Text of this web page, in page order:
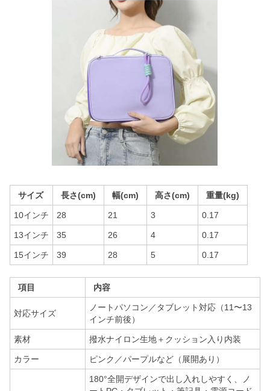
サイズ 長さ(cm) 幅(cm) 高さ(cm) 重量(kg)
10インチ 28 21 3 0.17
13インチ 35 26 4 0.17
15インチ 39 28 5 0.17
項目 内容
対応サイズ
ノートパソコン／タブレット対応（11〜13
インチ前後）
素材 撥水ナイロン生地＋クッション入り内装
カラー ピンク／パープルなど（展開あり）
180°全開デザインで出し入れしやすく、ノ